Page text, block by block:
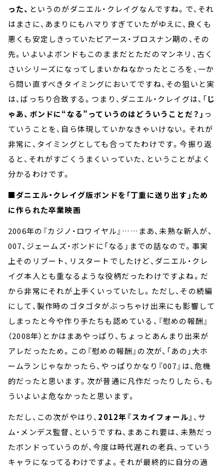
った、 というのがダニエル・クレイグなんですね。で、それ
はまさに、あまりにもハマりすぎていたがゆえに、良くも
悪くも安定しきっていたピアース・ブロスナン期の、その
先。いよいよボンドもこのままだとただのマンネリ、古く
さいシリーズになってしまいかねなかったところを、一か
ら問い直すべきタイミングにおいてですね、その狙いと実
は、ばっちり合致する。つまり、ダニエル・クレイグは、「じ
ゃあ、ボンドに“なる”っていうのはどういうことだ？」 っ
ていうことを、自ら体現していかなきゃいけない。それが
非常に、タイミングとしても合ってたわけです。今振り返
ると、それがすごくうまくいっていた、ということがよく
分かるわけです。
■ダニエル・クレイグ版ボンドを「丁重に送り出す」ため
に作られた卒業映画
2006年の『カジノ・ロワイヤル』……まあ、未熟な新人が、
007、ジェームズ・ボンドに「なる」までの話なので。事実
上そのリブート、リスタートでしたけど、ダニエル・クレ
イグ本人とも重なるような役柄だったわけですよね。だ
から非常にそれが上手くいっていたし。ただし、その続編
にして、製作時のゴタゴタがぶっちゃけ出来にも影響して
しまったと今や作り手たちも認めている、『慰めの報酬』
（2008年）とかはまあやっぱり、ちょっとあんまり出来が
アレだったため。この『慰めの報酬』の次が、「あの」大ホ
ームランじゃなかったら、やっぱりかなり『007』は、危機
的だったと思います。次が普通に凡作だったりしたら、も
ういよいよ危なかったと思います。
ただし、この次がやはり、 2012年『スカイフォール』 、サ
ム・メンデス監督、というですね、まあこれ要は、未熟だっ
たボンドっていうのが、今度は時代遅れの老兵、っていう
キャラになってるわけですよ。それが最終的に自分の過